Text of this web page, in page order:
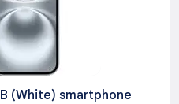
(White) smartphone